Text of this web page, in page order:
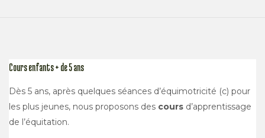
Cours enfants + de 5 ans
Dès 5 ans, après quelques séances d’équimotricité (c) pour
les plus jeunes, nous proposons des cours d’apprentissage
de l’équitation.